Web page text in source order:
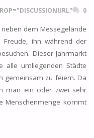
0
dem Messegelände
ihn während der
Dieser Jahrmarkt
alle umliegenden Städte
gemeinsam zu feiern. Da
man ein oder zwei sehr
Menschenmenge kommt